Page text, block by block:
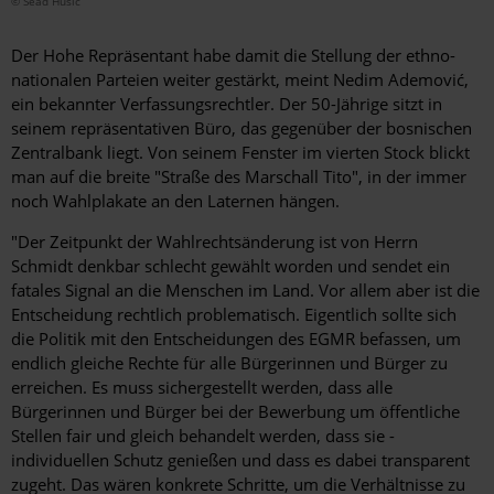
Der Hohe Repräsentant habe damit die Stellung der ethno-
nationalen Parteien weiter gestärkt, meint Nedim Ademović,
ein bekannter Verfassungsrechtler. Der 50-Jährige sitzt in
seinem repräsentativen Büro, das gegenüber der bosnischen
Zentralbank liegt. Von seinem Fenster im vierten Stock blickt
man auf die breite "Straße des Marschall Tito", in der immer
noch Wahlplakate an den Laternen hängen.
"Der Zeitpunkt der Wahlrechtsänderung ist von Herrn
Schmidt denkbar schlecht gewählt worden und sendet ein
fatales Signal an die Menschen im Land. Vor allem aber ist die
Entscheidung rechtlich problematisch. Eigentlich sollte sich
die Politik mit den Entscheidungen des EGMR befassen, um
endlich gleiche Rechte für alle Bürgerinnen und Bürger zu
erreichen. Es muss sichergestellt werden, dass alle
Bürgerinnen und Bürger bei der Bewerbung um öffentliche
Stellen fair und gleich behandelt werden, dass sie ­
individuellen Schutz genießen und dass es dabei transparent
zugeht. Das wären konkrete Schritte, um die Verhältnisse zu